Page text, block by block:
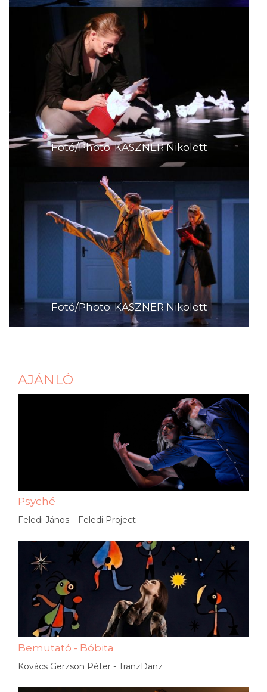
Fotó/Photo: KASZNER Nikolett
Fotó/Photo: KASZNER Nikolett
AJÁNLÓ
Psyché
Feledi János – Feledi Project
Bemutató - Bóbita
Kovács Gerzson Péter - TranzDanz